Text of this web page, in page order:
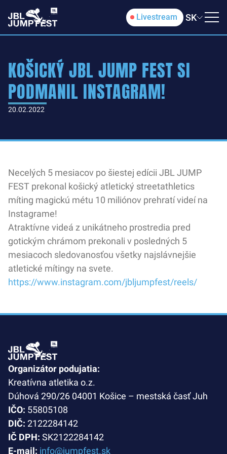
Livestream SK
KOŠICKÝ JBL JUMP FEST SI
PODMANIL INSTAGRAM!
20.02.2022
Necelých 5 mesiacov po šiestej edícii JBL JUMP
FEST prekonal košický atletický streetathletics
míting magickú métu 10 miliónov prehratí videí na
Instagrame!
Atraktívne videá z unikátneho prostredia pred
gotickým chrámom prekonali v posledných 5
mesiacoch sledovanosťou všetky najslávnejšie
atletické mítingy na svete.
https://www.instagram.com/jbljumpfest/reels/
Organizátor podujatia:
Kreatívna atletika o.z.
Dúhová 290/26 04001 Košice – mestská časť Juh
IČO: 55805108
DIČ: 2122284142
IČ DPH: SK2122284142
E-mail: info@jumpfest.sk